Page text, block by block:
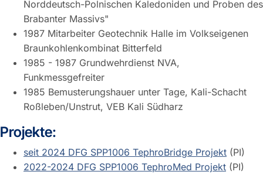
Norddeutsch-Polnischen Kaledoniden und Proben des
Brabanter Massivs"
1987 Mitarbeiter Geotechnik Halle im Volkseigenen
Braunkohlenkombinat Bitterfeld
1985 - 1987 Grundwehrdienst NVA,
Funkmessgefreiter
1985 Bemusterungshauer unter Tage, Kali-Schacht
Roßleben/Unstrut, VEB Kali Südharz
Projekte:
seit 2024 DFG SPP1006 TephroBridge Projekt (PI)
2022-2024 DFG SPP1006 TephroMed Projekt (PI)